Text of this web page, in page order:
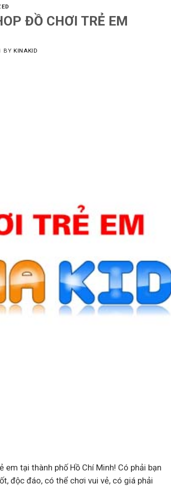
ĐỒ CHƠI TRẺ EM
BYKINAKID
tại thành phố Hồ Chí Minh! Có phải bạn
độc đáo, có thể chơi vui vẻ, có giá phải